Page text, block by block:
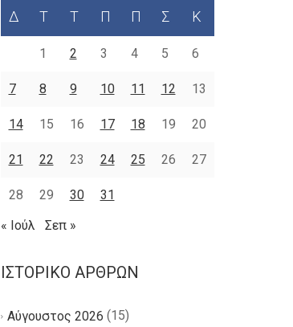
Δ Τ Τ Π Π Σ Κ
1 2 3 4 5 6
7 8 9 10 11 12 13
14 15 16 17 18 19 20
21 22 23 24 25 26 27
28 29 30
31
« Ιούλ
Σεπ »
ΙΣΤΟΡΙΚΌ ΆΡΘΡΩΝ
Αύγουστος 2026 (15)